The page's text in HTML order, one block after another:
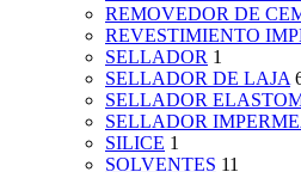
REMOVEDOR DE
REVESTIMIENTO
SELLADOR 1
SELLADOR DE LAJA
SELLADOR
SELLADOR
SILICE 1
SOLVENTES 11